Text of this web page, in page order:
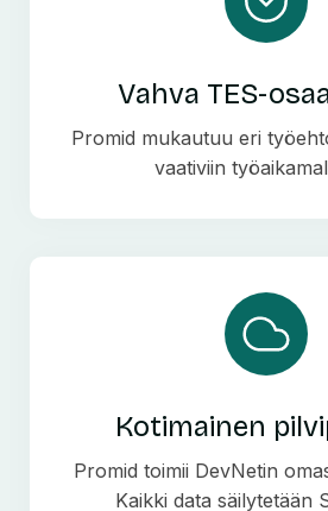
Vahva TES-
Promid mukautuu eri
vaativiin
Kotimainen
Promid toimii DevNetin
Kaikki data säilytetään